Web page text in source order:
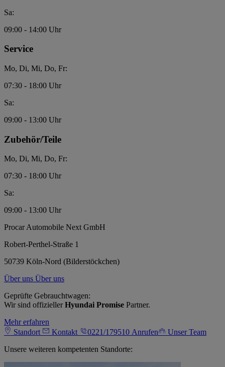
Sa:
09:00 - 14:00 Uhr
Service
Mo, Di, Mi, Do, Fr:
07:30 - 18:00 Uhr
Sa:
09:00 - 13:00 Uhr
Zubehör/Teile
Mo, Di, Mi, Do, Fr:
07:30 - 18:00 Uhr
Sa:
09:00 - 13:00 Uhr
Procar Automobile Next GmbH
Robert-Perthel-Straße 1
50739 Köln-Nord (Bilderstöckchen)
Über uns Über uns
Geprüfte Gebrauchtwagen:
Wir sind offiziellerHyundai Promise Partner.
Mehr erfahren
Standort
Kontakt 0221/179510 Anrufen
Unser Team
Unsere weiteren kompetenten Standorte: